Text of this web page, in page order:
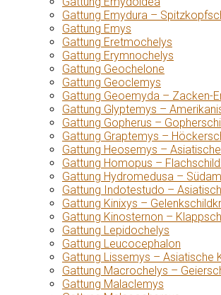
Gattung Emydura –
Gattung Emys
Gattung Eretmochelys
Gattung Erymnochelys
Gattung Geochelone
Gattung Geoclemys
Gattung Geoemyda – Zacken-
Gattung Glyptemys –
Gattung Gopherus –
Gattung Graptemys –
Gattung Heosemys –
Gattung Homopus –
Gattung Hydromedusa –
Gattung Indotestudo –
Gattung Kinixys –
Gattung Kinosternon –
Gattung Lepidochelys
Gattung Leucocephalon
Gattung Lissemys – Asiatische
Gattung Macrochelys –
Gattung Malaclemys